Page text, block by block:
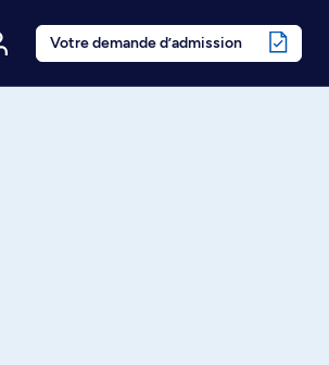
Votre demande d’admission